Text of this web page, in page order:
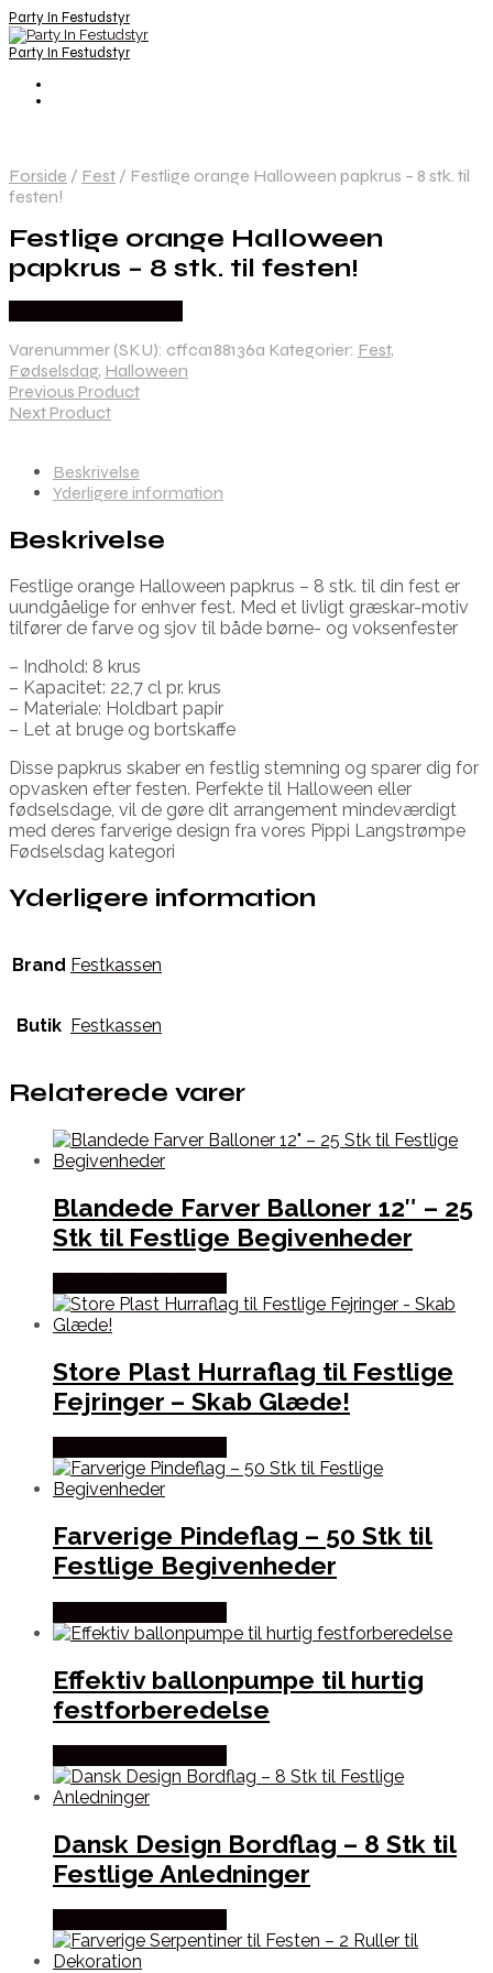
Party In Festudstyr
Party In Festudstyr
Forside / Fest / Festlige orange Halloween papkrus – 8 stk. til
festen!
Festlige orange Halloween
papkrus – 8 stk. til festen!
Varenummer (SKU): cffca188136a Kategorier: Fest,
Fødselsdag, Halloween
Previous Product
Next Product
Beskrivelse
Yderligere information
Beskrivelse
Festlige orange Halloween papkrus – 8 stk. til din fest er
uundgåelige for enhver fest. Med et livligt græskar-motiv
tilfører de farve og sjov til både børne- og voksenfester
– Indhold: 8 krus
– Kapacitet: 22,7 cl pr. krus
– Materiale: Holdbart papir
– Let at bruge og bortskaffe
Disse papkrus skaber en festlig stemning og sparer dig for
opvasken efter festen. Perfekte til Halloween eller
fødselsdage, vil de gøre dit arrangement mindeværdigt
med deres farverige design fra vores Pippi Langstrømpe
Fødselsdag kategori
Yderligere information
Brand Festkassen
Butik Festkassen
Relaterede varer
Blandede Farver Balloner 12″ – 25
Stk til Festlige Begivenheder
Store Plast Hurraflag til Festlige
Fejringer – Skab Glæde!
Farverige Pindeflag – 50 Stk til
Festlige Begivenheder
Effektiv ballonpumpe til hurtig
festforberedelse
Dansk Design Bordflag – 8 Stk til
Festlige Anledninger